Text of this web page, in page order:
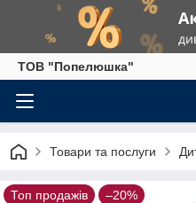
ТОВ "Попелюшка"
Товари та послуги
Топ продажів –20%